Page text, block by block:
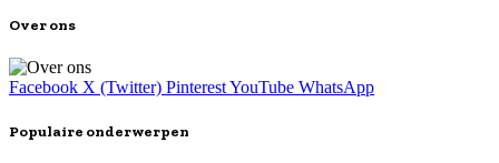
Over ons
Facebook X (Twitter) PinterestYouTube WhatsApp
Populaire onderwerpen